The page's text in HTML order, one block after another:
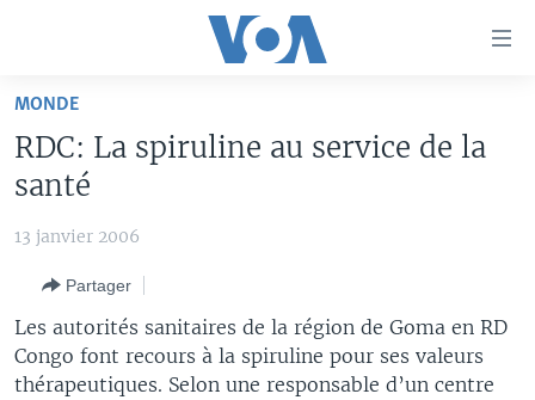
Retour
navigation
Retour
la
recherche
AFRIQUE
SPORT
WASHINGTON FORUM
CORRESPONDANT VOA
FOCUS SAHEL
À VOTRE AVIS
VOTRE SANTÉ VOTRE AVENIR
LE MONDE AU FÉMININ
BAMBARA
FULFULDE
LINGALA
Apprenez L'anglais
SUIVEZ-NOUS
MONDE
RDC: La spiruline au service de la
santé
13 janvier 2006
Partager
Les autorités sanitaires de la région de Goma en RD
Congo font recours à la spiruline pour ses valeurs
thérapeutiques. Selon une responsable d’un centre